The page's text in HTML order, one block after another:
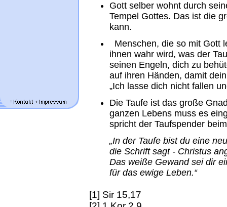
Gott selber wohnt durch
Tempel Gottes. Das ist die
kann.
Menschen, die so mit Gott
ihnen wahr wird, was der
seinen Engeln, dich zu
auf ihren Händen, damit
„Ich lasse dich nicht fallen
Die Taufe ist das große
ganzen Lebens muss es
spricht der Taufspender
„In der Taufe bist du eine
die Schrift sagt - Christus
Das weiße Gewand sei dir
für das ewige Leben.“
[1] Sir 15,17